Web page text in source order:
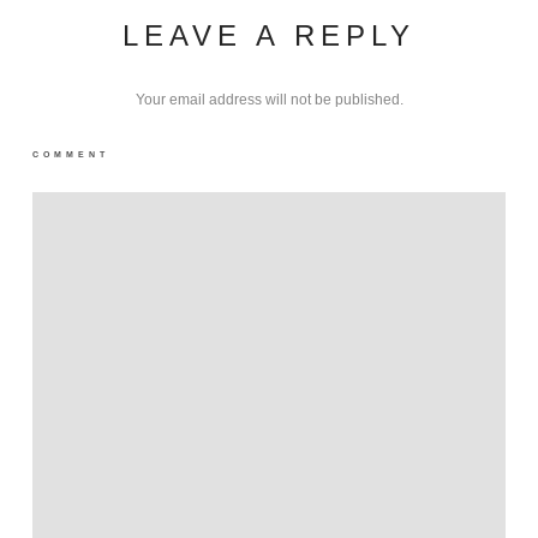
LEAVE A REPLY
Your email address will not be published.
COMMENT